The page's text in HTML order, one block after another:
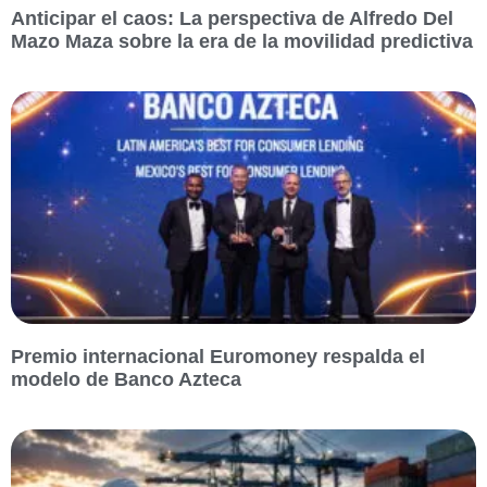
Anticipar el caos: La perspectiva de Alfredo Del
Mazo Maza sobre la era de la movilidad predictiva
Premio internacional Euromoney respalda el
modelo de Banco Azteca